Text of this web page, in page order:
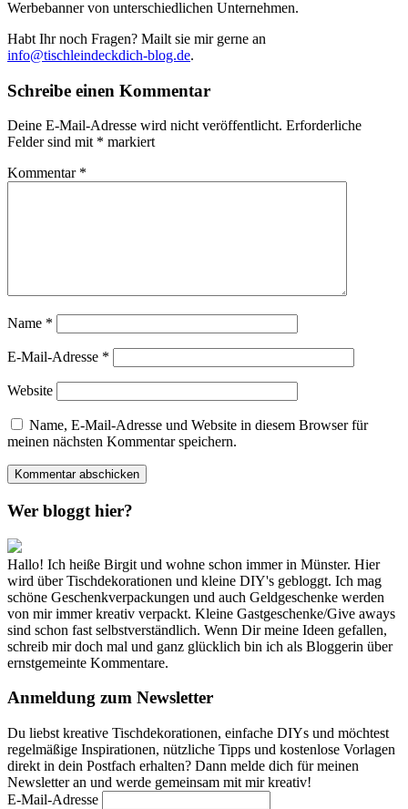
Werbebanner von unterschiedlichen Unternehmen.
Habt Ihr noch Fragen? Mailt sie mir gerne an
info@tischleindeckdich-blog.de.
Schreibe einen Kommentar
Deine E-Mail-Adresse wird nicht veröffentlicht. Erforderliche
Felder sind mit * markiert
Kommentar *
Name *
E-Mail-Adresse *
Website
Name, E-Mail-Adresse und Website in diesem Browser für
meinen nächsten Kommentar speichern.
Wer bloggt hier?
Hallo! Ich heiße Birgit und wohne schon immer in Münster. Hier
wird über Tischdekorationen und kleine DIY's gebloggt. Ich mag
schöne Geschenkverpackungen und auch Geldgeschenke werden
von mir immer kreativ verpackt. Kleine Gastgeschenke/Give aways
sind schon fast selbstverständlich. Wenn Dir meine Ideen gefallen,
schreib mir doch mal und ganz glücklich bin ich als Bloggerin über
ernstgemeinte Kommentare.
Anmeldung zum Newsletter
Du liebst kreative Tischdekorationen, einfache DIYs und möchtest
regelmäßige Inspirationen, nützliche Tipps und kostenlose Vorlagen
direkt in dein Postfach erhalten? Dann melde dich für meinen
Newsletter an und werde gemeinsam mit mir kreativ!
E-Mail-Adresse